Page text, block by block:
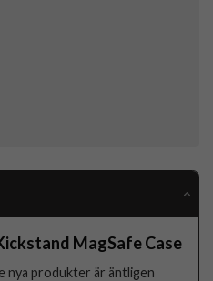
MagSafe Case
nya produkter är äntligen